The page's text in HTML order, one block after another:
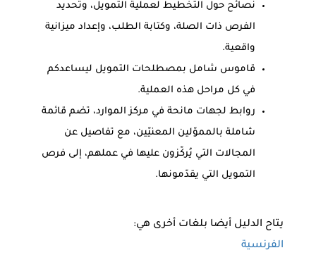
نصائح حول التخطيط لعملية التمويل، وتحديد
الفرص ذات الصلة، وكتابة الطلب، وإعداد ميزانية
واقعية.
قاموس شامل بمصطلحات التمويل ليساعدكم
في كل مراحل هذه العملية.
روابط لجهات مانحة في مركز الموارد، تضم قائمة
شاملة بالمموّلين المعنيّين، مع تفاصيل عن
المجالات التي يُركّزون عليها في عملهم، إلى فرص
التمويل التي يقدّمونها.
يتاح الدليل أيضا بلغات أخرى هي:
الفرنسية